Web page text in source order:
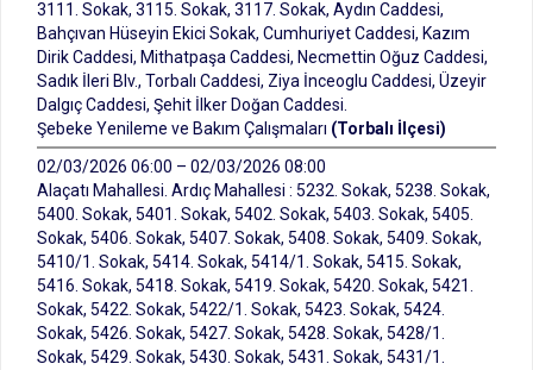
3111. Sokak, 3115. Sokak, 3117. Sokak, Aydın Caddesi,
Bahçıvan Hüseyin Ekici Sokak, Cumhuriyet Caddesi, Kazım
Dirik Caddesi, Mithatpaşa Caddesi, Necmettin Oğuz Caddesi,
Sadık İleri Blv., Torbalı Caddesi, Ziya İnceoglu Caddesi, Üzeyir
Dalgıç Caddesi, Şehit İlker Doğan Caddesi.
Şebeke Yenileme ve Bakım Çalışmaları (Torbalı İlçesi)
02/03/2026 06:00 – 02/03/2026 08:00
Alaçatı Mahallesi. Ardıç Mahallesi : 5232. Sokak, 5238. Sokak,
5400. Sokak, 5401. Sokak, 5402. Sokak, 5403. Sokak, 5405.
Sokak, 5406. Sokak, 5407. Sokak, 5408. Sokak, 5409. Sokak,
5410/1. Sokak, 5414. Sokak, 5414/1. Sokak, 5415. Sokak,
5416. Sokak, 5418. Sokak, 5419. Sokak, 5420. Sokak, 5421.
Sokak, 5422. Sokak, 5422/1. Sokak, 5423. Sokak, 5424.
Sokak, 5426. Sokak, 5427. Sokak, 5428. Sokak, 5428/1.
Sokak, 5429. Sokak, 5430. Sokak, 5431. Sokak, 5431/1.